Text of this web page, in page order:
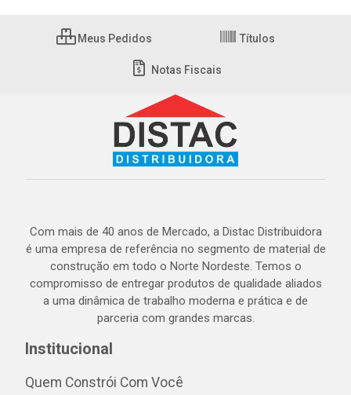
Meus Pedidos Títulos
Notas Fiscais
Com mais de 40 anos de Mercado, a Distac Distribuidora
é uma empresa de referência no segmento de material de
construção em todo o Norte Nordeste. Temos o
compromisso de entregar produtos de qualidade aliados
a uma dinâmica de trabalho moderna e prática e de
parceria com grandes marcas.
Institucional
Quem Constrói Com Você